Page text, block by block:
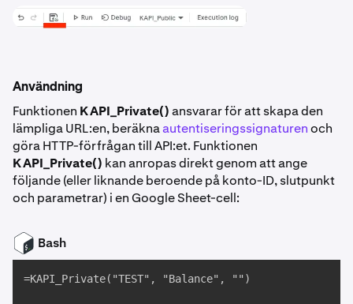
Användning
Funktionen KAPI_Private()ansvarar för att skapa den
lämpliga URL:en, beräknaautentiseringssignaturenoch
göra HTTP-förfrågan till API:et. Funktionen
KAPI_Private() kan anropas direkt genom att ange
följande (eller liknande beroende på konto-ID, slutpunkt
och parametrar) i en Google Sheet-cell:
Bash
=KAPI_Private("TEST", "Balance", "")